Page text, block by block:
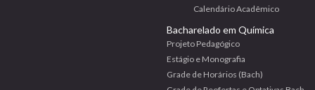
Calendário Acadêmico
Bacharelado em Química
Projeto Pedagógico
Estágio e Monografia
Grade de Horários (Bach)